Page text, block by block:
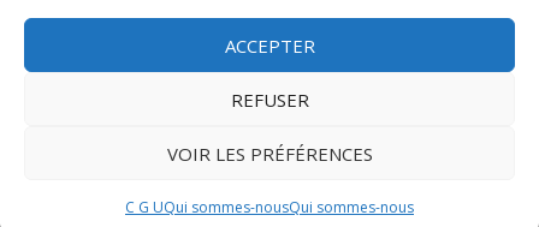
ACCEPTER
REFUSER
VOIR LES PRÉFÉRENCES
C G UQui sommes-nousQui sommes-nous
apply.Thème parColorlib. Propulsé parWordPress